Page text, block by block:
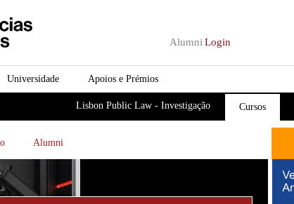
Alumni Login
Apoios e Prémios
Universidade
Cursos
Lisbon Public Law - Investigação
Alumni